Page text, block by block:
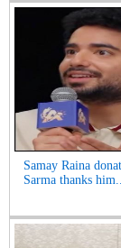
Samay Raina
Sarma thanks